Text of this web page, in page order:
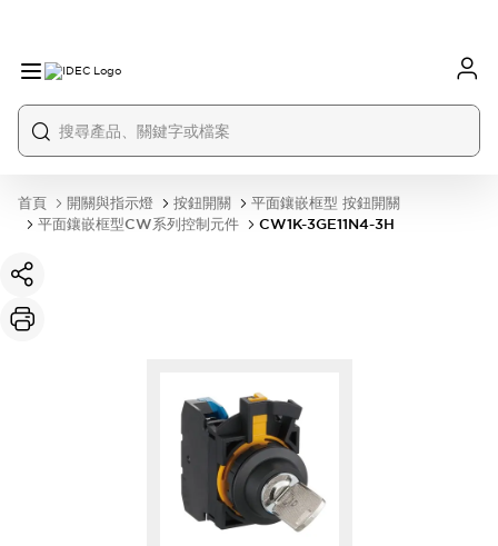
首頁 開關與指示燈 按鈕開關
平面鑲嵌框型 按鈕開關
平面鑲嵌框型CW系列控制元件
CW1K-3GE11N4-3H